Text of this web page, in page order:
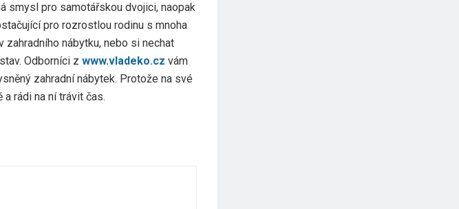
smysl pro samotářskou dvojici, naopak
pro rozrostlou rodinu s mnoha
nábytku, nebo si nechat
Odborníci z www.vladeko.cz vám
zahradní nábytek. Protože na své
rádi na ní trávit čas.